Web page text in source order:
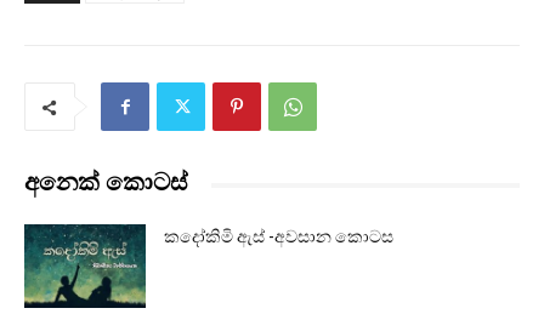
අනෙක් කොටස්
කදෝකිමි ඇස් -අවසාන කොටස